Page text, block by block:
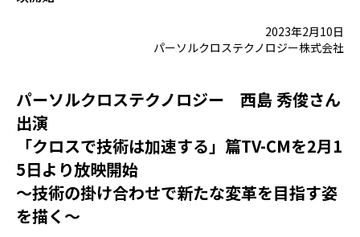
2023年2月10日
パーソルクロステクノロジー株式会社
パーソルクロステクノロジー 西島 秀俊さん
出演
「クロスで技術は加速する」篇TV-CMを2月1
5日より放映開始
～技術の掛け合わせで新たな変革を目指す姿
を描く～